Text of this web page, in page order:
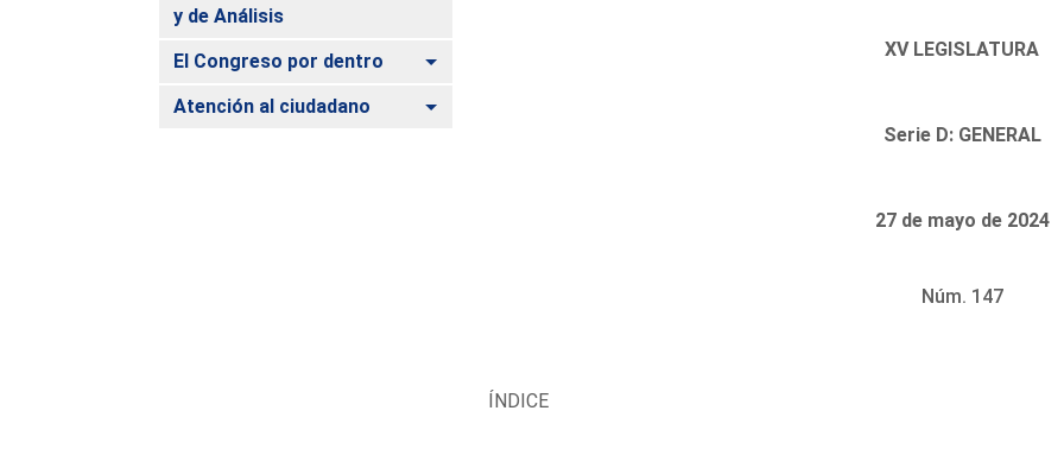
y de Análisis
El Congreso por dentro Alternar
Atención al ciudadano Alternar
XV LEGISLATURA
Serie D: GENERAL
27 de mayo de 2024
Núm. 147
ÍNDICE